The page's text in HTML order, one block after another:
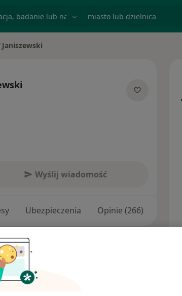
Wyślij wiadomość
Ubezpieczenia Opinie (266)